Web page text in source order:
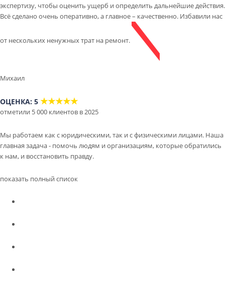
экспертизу, чтобы оценить ущерб и определить дальнейшие действия.
Всё сделано очень оперативно, а главное – качественно. Избавили нас
от нескольких ненужных трат на ремонт.
Михаил
ОЦЕНКА: 5 ★★★★★
отметили 5 000 клиентов в 2025
Мы работаем как с юридическими, так и с физическими лицами. Наша
главная задача - помочь людям и организациям, которые обратились
к нам, и восстановить правду.
показать полный список